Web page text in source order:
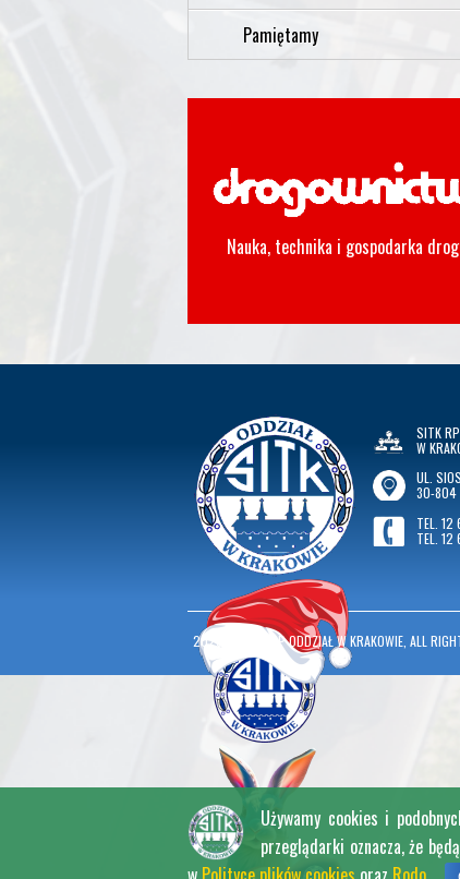
Pamiętamy
Nauka, technika i gospodarka
SITK
W
UL.
30-804
TEL.
TEL.
2026 SITK RP ODDZIAŁ W KRAKOWIE, ALL
Używamy cookies i
przeglądarki oznacza, że